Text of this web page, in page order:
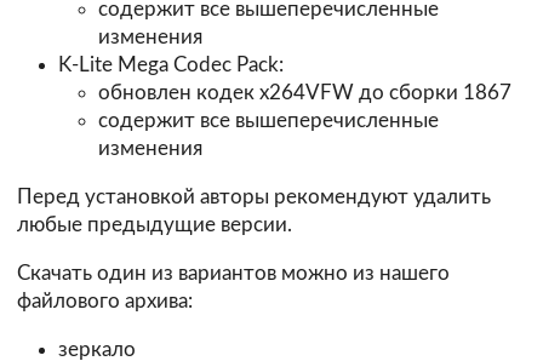
содержит все вышеперечисленные
изменения
K-Lite Mega Codec Pack:
обновлен кодек x264VFW до сборки 1867
содержит все вышеперечисленные
изменения
Перед установкой авторы рекомендуют удалить
любые предыдущие версии.
Скачать один из вариантов можно из нашего
файлового архива:
зеркало